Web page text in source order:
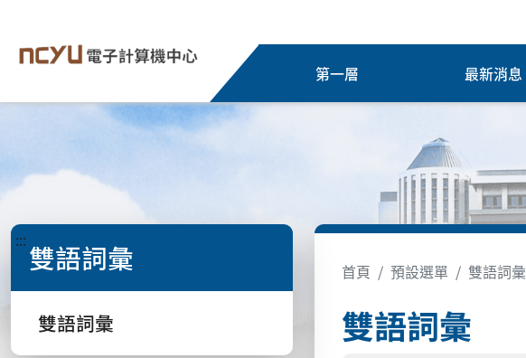
第一層 最新消息
::: 雙語詞彙
雙語詞彙
首頁 預設選單 雙語詞彙
雙語詞彙